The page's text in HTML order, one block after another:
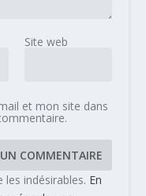
Site web
et mon site dans
les indésirables. En